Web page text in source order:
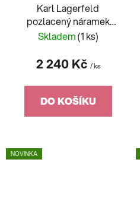
Karl Lagerfeld
pozlacený náramek
Pearl KLAYR13
Skladem(1 ks)
2 240 Kč / ks
DO KOŠÍKU
NOVINKA